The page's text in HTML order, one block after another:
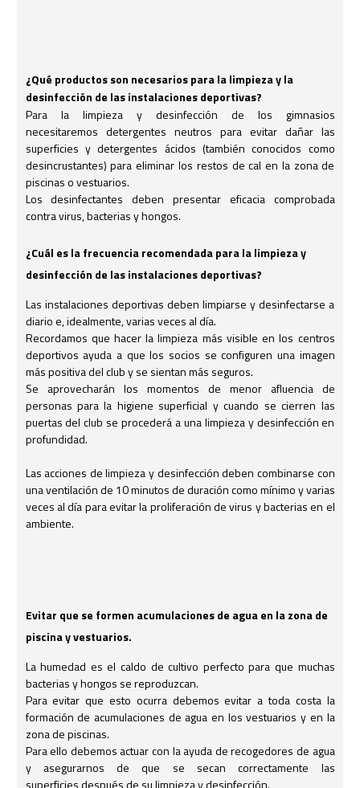
¿Qué productos son necesarios para la limpieza y la
desinfección de las instalaciones deportivas?
Para la limpieza y desinfección de los gimnasios
necesitaremos detergentes neutros para evitar dañar las
superficies y detergentes ácidos (también conocidos como
desincrustantes) para eliminar los restos de cal en la zona de
piscinas o vestuarios.
Los desinfectantes deben presentar eficacia comprobada
contra virus, bacterias y hongos.
¿Cuál es la frecuencia recomendada para la limpieza y
desinfección de las instalaciones deportivas?
Las instalaciones deportivas deben limpiarse y desinfectarse a
diario e, idealmente, varias veces al día.
Recordamos que hacer la limpieza más visible en los centros
deportivos ayuda a que los socios se configuren una imagen
más positiva del club y se sientan más seguros.
Se aprovecharán los momentos de menor afluencia de
personas para la higiene superficial y cuando se cierren las
puertas del club se procederá a una limpieza y desinfección en
profundidad.
Las acciones de limpieza y desinfección deben combinarse con
una ventilación de 10 minutos de duración como mínimo y varias
veces al día para evitar la proliferación de virus y bacterias en el
ambiente.
Evitar que se formen acumulaciones de agua en la zona de
piscina y vestuarios.
La humedad es el caldo de cultivo perfecto para que muchas
bacterias y hongos se reproduzcan.
Para evitar que esto ocurra debemos evitar a toda costa la
formación de acumulaciones de agua en los vestuarios y en la
zona de piscinas.
Para ello debemos actuar con la ayuda de recogedores de agua
y asegurarnos de que se secan correctamente las
superficies después de su limpieza y desinfección.